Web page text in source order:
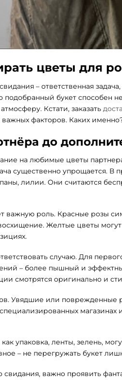
цветы для
– ответственная
букет способен
Кстати, заказать
важных факторов. Каких
до
на любимые цветы
существенно упрощается.
лилии. Они считаются
важную роль. Красные розы
Желтые цветы
случаю. Для
– более пышный и
смотрятся оригинально и
Увядшие или поврежденные
магазинах
упаковка, ленты, зелень,
– не перегружать букет
важно проявить